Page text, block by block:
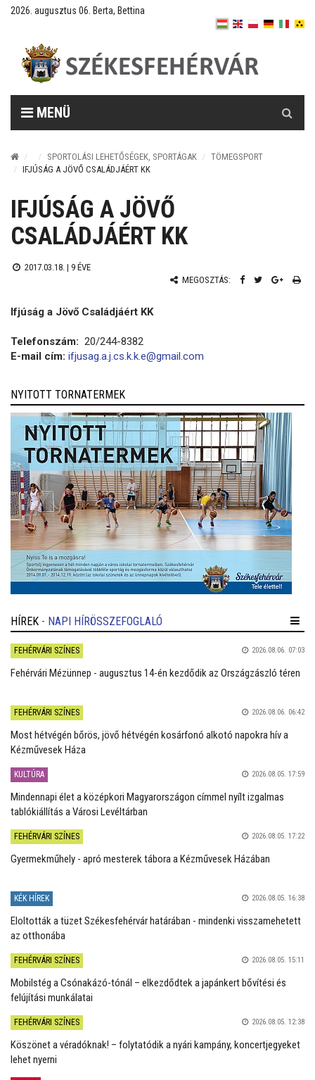
2026. augusztus 06. Berta, Bettina
MENÜ
SPORTOLÁSI LEHETŐSÉGEK, SPORTÁGAK
TÖMEGSPORT
IFJÚSÁG A JÖVŐ CSALÁDJÁÉRT KK
IFJÚSÁG A JÖVŐ
CSALÁDJÁÉRT KK
2017.03.18. | 9 ÉVE
MEGOSZTÁS:
Ifjúság a Jövő Családjáért KK
Telefonszám: 20/244-8382
E-mail cím: ifjusag.a.j.cs.k.k.e@gmail.com
NYITOTT TORNATERMEK
HÍREK - NAPI HÍRÖSSZEFOGLALÓ
FEHÉRVÁRI SZÍNES 2026.08.06. 07:03
Fehérvári Mézünnep - augusztus 14-én kezdődik az Országzászló téren
FEHÉRVÁRI SZÍNES 2026.08.06. 06:42
Most hétvégén bőrös, jövő hétvégén kosárfonó alkotó napokra hív a
Kézművesek Háza
KULTÚRA 2026.08.05. 17:59
Mindennapi élet a középkori Magyarországon címmel nyílt izgalmas
tablókiállítás a Városi Levéltárban
FEHÉRVÁRI SZÍNES 2026.08.05. 17:22
Gyermekműhely - apró mesterek tábora a Kézművesek Házában
KÉK HÍREK 2026.08.05. 16:38
Eloltották a tüzet Székesfehérvár határában - mindenki visszamehetett
az otthonába
FEHÉRVÁRI SZÍNES 2026.08.05. 15:11
Mobilstég a Csónakázó-tónál – elkezdődtek a japánkert bővítési és
felújítási munkálatai
FEHÉRVÁRI SZÍNES 2026.08.05. 12:38
Köszönet a véradóknak! – folytatódik a nyári kampány, koncertjegyeket
lehet nyerni